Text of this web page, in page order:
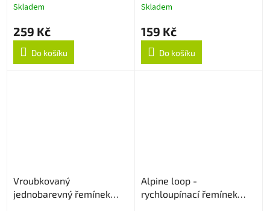
Skladem
259 Kč
Do košíku
Skladem
159 Kč
Do košíku
Vroubkovaný
jednobarevný řemínek
Alpine loop -
rychloupínací řemínek